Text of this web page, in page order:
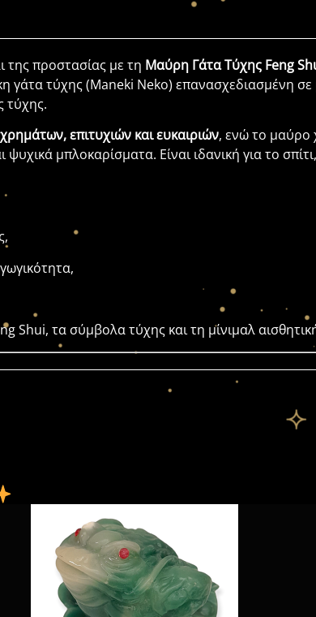
της προστασίας με τη Μαύρη Γάτα Τύχης Feng
τύχης (Maneki Neko) επανασχεδιασμένη σε
τύχης.
επιτυχιών και ευκαιριών, ενώ το μαύρο
ψυχικά μπλοκαρίσματα. Είναι ιδανική για το
Shui, τα σύμβολα τύχης και τη μίνιμαλ